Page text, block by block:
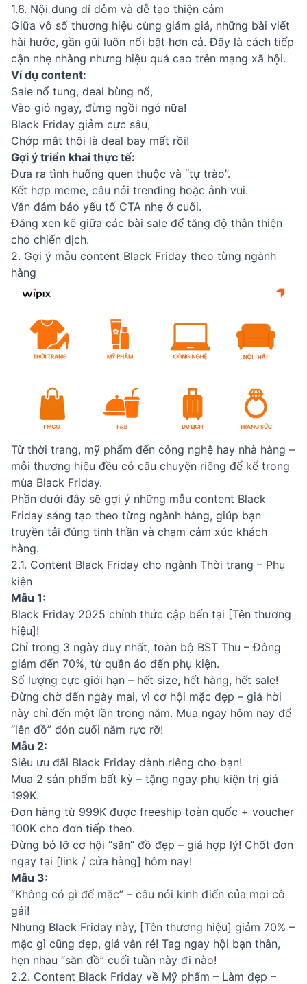
1.6. Nội dung dí dỏm và dễ tạo thiện cảm
Giữa vô số thương hiệu cùng giảm giá, những bài viết
hài hước, gần gũi luôn nổi bật hơn cả. Đây là cách tiếp
cận nhẹ nhàng nhưng hiệu quả cao trên mạng xã hội.
Ví dụ content:
Sale nổ tung, deal bùng nổ,
Vào giỏ ngay, đừng ngồi ngó nữa!
Black Friday giảm cực sâu,
Chớp mắt thôi là deal bay mất rồi!
Gợi ý triển khai thực tế:
Đưa ra tình huống quen thuộc và “tự trào”.
Kết hợp meme, câu nói trending hoặc ảnh vui.
Vẫn đảm bảo yếu tố CTA nhẹ ở cuối.
Đăng xen kẽ giữa các bài sale để tăng độ thân thiện
cho chiến dịch.
2. Gợi ý mẫu content Black Friday theo từng ngành
hàng
Từ thời trang, mỹ phẩm đến công nghệ hay nhà hàng –
mỗi thương hiệu đều có câu chuyện riêng để kể trong
mùa Black Friday.
Phần dưới đây sẽ gợi ý những mẫu content Black
Friday sáng tạo theo từng ngành hàng, giúp bạn
truyền tải đúng tinh thần và chạm cảm xúc khách
hàng.
2.1. Content Black Friday cho ngành Thời trang – Phụ
kiện
Mẫu 1:
Black Friday 2025 chính thức cập bến tại [Tên thương
hiệu]!
Chỉ trong 3 ngày duy nhất, toàn bộ BST Thu – Đông
giảm đến 70%, từ quần áo đến phụ kiện.
Số lượng cực giới hạn – hết size, hết hàng, hết sale!
Đừng chờ đến ngày mai, vì cơ hội mặc đẹp – giá hời
này chỉ đến một lần trong năm. Mua ngay hôm nay để
“lên đồ” đón cuối năm rực rỡ!
Mẫu 2:
Siêu ưu đãi Black Friday dành riêng cho bạn!
Mua 2 sản phẩm bất kỳ – tặng ngay phụ kiện trị giá
199K.
Đơn hàng từ 999K được freeship toàn quốc + voucher
100K cho đơn tiếp theo.
Đừng bỏ lỡ cơ hội “săn” đồ đẹp – giá hợp lý! Chốt đơn
ngay tại [link / cửa hàng] hôm nay!
Mẫu 3:
“Không có gì để mặc” – câu nói kinh điển của mọi cô
gái!
Nhưng Black Friday này, [Tên thương hiệu] giảm 70% –
mặc gì cũng đẹp, giá vẫn rẻ! Tag ngay hội bạn thân,
hẹn nhau “săn đồ” cuối tuần này đi nào!
2.2. Content Black Friday về Mỹ phẩm – Làm đẹp –